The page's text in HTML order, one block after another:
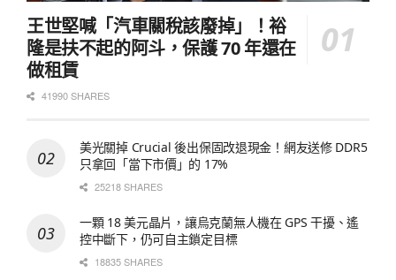
王世堅喊「汽車關稅該廢掉」！裕
隆是扶不起的阿斗，保護 70 年還在
做租賃
41990 SHARES
美光關掉 Crucial 後出保固改退現金！網友送修 DDR5
只拿回「當下市價」的 17%
25218 SHARES
一顆 18 美元晶片，讓烏克蘭無人機在 GPS 干擾、遙
控中斷下，仍可自主鎖定目標
18835 SHARES